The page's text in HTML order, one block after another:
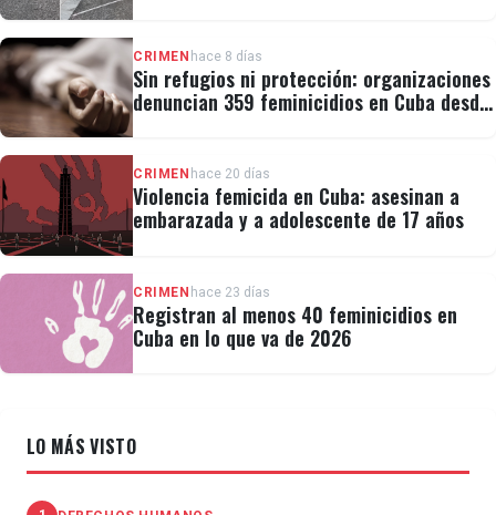
CRIMEN hace 8 días
Sin refugios ni protección: organizaciones
denuncian 359 feminicidios en Cuba desde
CRIMEN hace 20 días
Violencia femicida en Cuba: asesinan a
embarazada y a adolescente de 17 años
CRIMEN hace 23 días
Registran al menos 40 feminicidios en
Cuba en lo que va de 2026
LO MÁS VISTO